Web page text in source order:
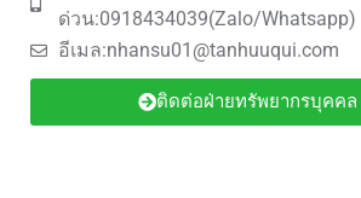
ด่วน:0918434039(Zalo/Whatsapp)
อีเมล:nhansu01@tanhuuqui.com
ติดต่อฝ่ายทรัพยากรบุคคล